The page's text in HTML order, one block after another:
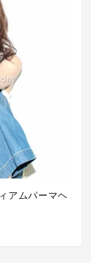
アムパーマヘ